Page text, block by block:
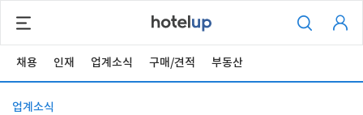
채용 인재 업계소식 구매/견적 부동산
업계소식